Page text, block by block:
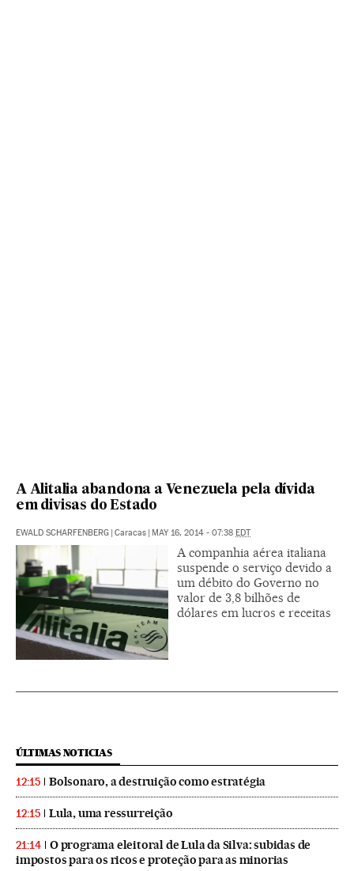
A Alitalia abandona a Venezuela pela dívida
em divisas do Estado
EWALD SCHARFENBERG Caracas MAY 16, 2014 - 07:38 EDT
A companhia aérea italiana
suspende o serviço devido a
um débito do Governo no
valor de 3,8 bilhões de
dólares em lucros e receitas
ÚLTIMAS NOTICIAS
12:15 Bolsonaro, a destruição como estratégia
12:15 Lula, uma ressurreição
21:14
O programa eleitoral de Lula da Silva: subidas de
impostos para os ricos e proteção para as minorias